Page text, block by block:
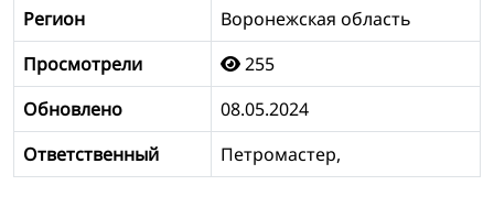
Регион
Воронежская область
Просмотрели
255
Обновлено
08.05.2024
Ответственный
Петромастер,